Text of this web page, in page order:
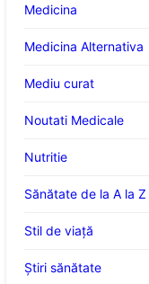
Medicina
Medicina Alternativa
Mediu curat
Noutati Medicale
Nutritie
Sănătate de la A la Z
Stil de viaţă
Ştiri sănătate